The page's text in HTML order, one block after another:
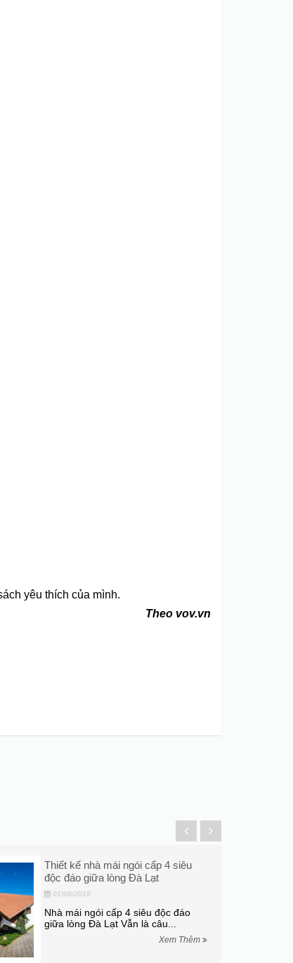
yêu thích của mình.
Theo vov.vn
Thiết kế nhà mái ngói cấp 4 siêu
độc đáo giữa lòng Đà Lạt
01/08/2018
Nhà mái ngói cấp 4 siêu độc đáo
giữa lòng Đà Lạt Vẫn là câu...
Xem Thêm